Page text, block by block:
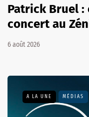
Patrick Bruel :
concert au
6 août 2026
A LA UNE MÉDIAS